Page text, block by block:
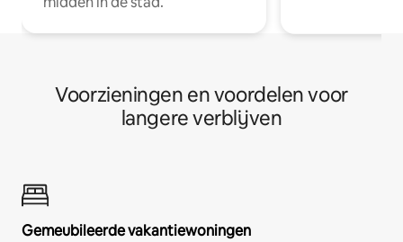
Voorzieningen en voordelen voor
langere verblijven
Gemeubileerde vakantiewoningen